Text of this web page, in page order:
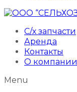
С/х запчасти
Аренда
Контакты
О компании
Menu